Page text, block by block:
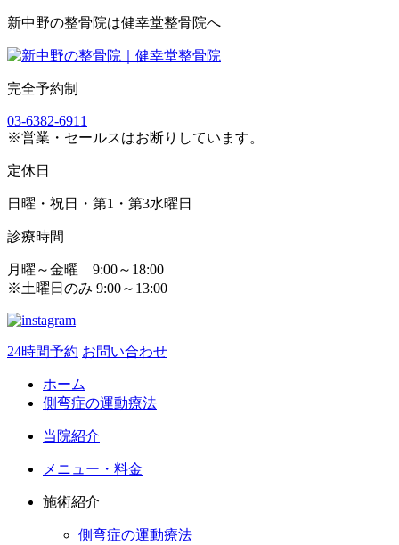
新中野の整骨院は健幸堂整骨院へ
完全予約制
03-6382-6911
※営業・セールスはお断りしています。
定休日
日曜・祝日・第1・第3水曜日
診療時間
月曜～金曜 9:00～18:00
※土曜日のみ 9:00～13:00
24時間予約 お問い合わせ
ホーム
側弯症の運動療法
当院紹介
メニュー・料金
施術紹介
側弯症の運動療法